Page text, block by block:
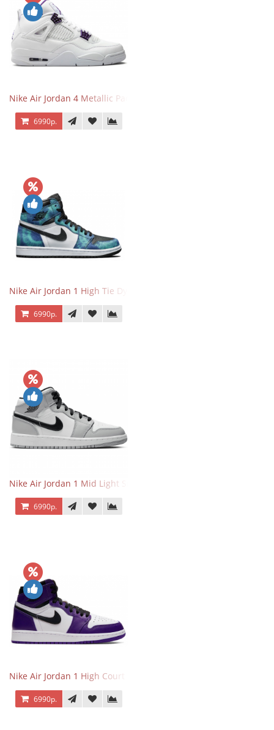
Nike Air Jordan 4 Metallic Pack Purple
6990р.
Nike Air Jordan 1 High Tie Dye
6990р.
Nike Air Jordan 1 Mid Light Smoke Grey
6990р.
Nike Air Jordan 1 High Court Purple 2.0
6990р.